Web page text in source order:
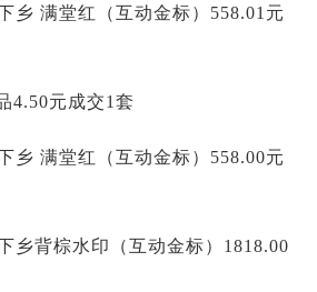
乡 满堂红（互动金标）558.01元
4.50元成交1套
乡 满堂红（互动金标）558.00元
乡背棕水印（互动金标）1818.00